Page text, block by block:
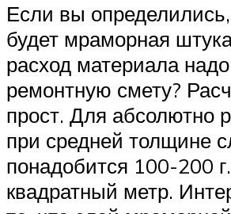
Если вы
будет мраморная
расход материала
ремонтную смету?
прост. Для абсолютно
при средней толщине
понадобится 100-200
квадратный метр.